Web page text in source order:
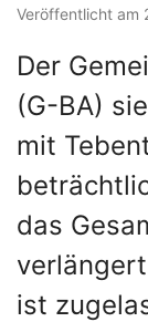
Veröffentlicht am
Der
(G-BA)
mit
das
ist